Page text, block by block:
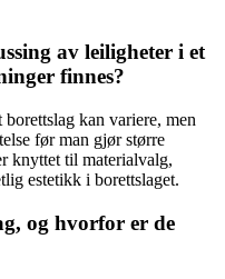
av leiligheter i et
finnes?
kan variere, men
før man gjør større
knyttet til materialvalg,
estetikk i borettslaget.
og hvorfor er de